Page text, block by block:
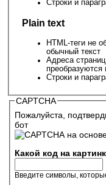
Строки и
Plain text
HTML-теги не
обычный текст
Адреса
преобразуются
Строки и
CAPTCHA
Пожалуйста,
бот
Какой код на
Введите символы,